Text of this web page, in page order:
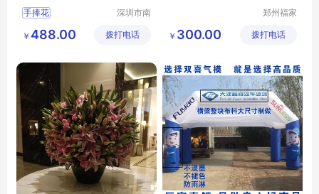
韵竹风
手捧花
深圳市南
观园林有
￥ 488.00 拨打电话
郑州福家
有限公司
￥ 300.00 拨打电话